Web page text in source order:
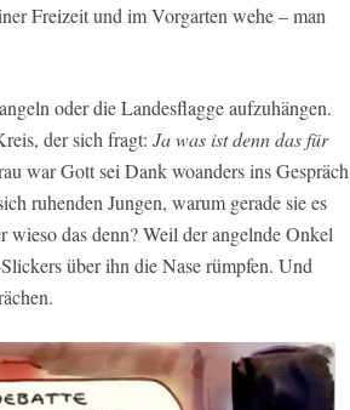
Freizeit und im Vorgarten wehe – man
oder die Landesflagge aufzuhängen.
der sich fragt: Ja was ist denn das für
war Gott sei Dank woanders ins Gespräch
ruhenden Jungen, warum gerade sie es
das denn? Weil der angelnde Onkel
über ihn die Nase rümpfen. Und